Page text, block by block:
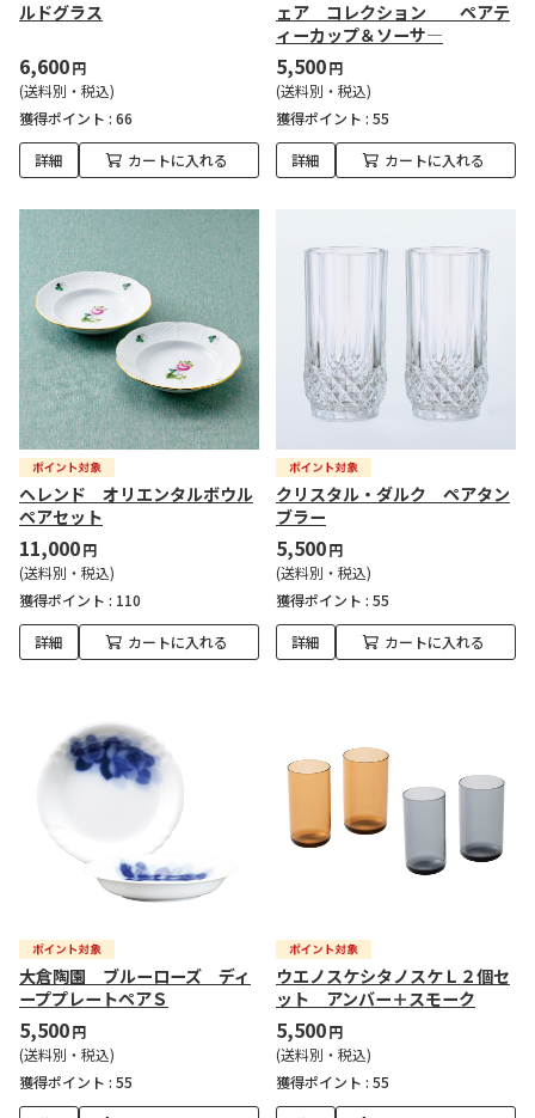
ルドグラス
6,600円
(送料別・税込)
獲得ポイント : 66
詳細 カートに入れる
ェア コレクション ペアテ
ィーカップ＆ソーサ―
5,500円
(送料別・税込)
獲得ポイント : 55
詳細 カートに入れる
ヘレンド オリエンタルボウル
ペアセット
11,000円
(送料別・税込)
獲得ポイント : 110
詳細 カートに入れる
クリスタル・ダルク ペアタン
ブラー
5,500円
(送料別・税込)
獲得ポイント : 55
詳細 カートに入れる
大倉陶園 ブルーローズ ディ
ーププレートペアＳ
5,500円
(送料別・税込)
獲得ポイント : 55
ウエノスケシタノスケＬ２個セ
ット アンバー＋スモーク
5,500円
(送料別・税込)
獲得ポイント : 55